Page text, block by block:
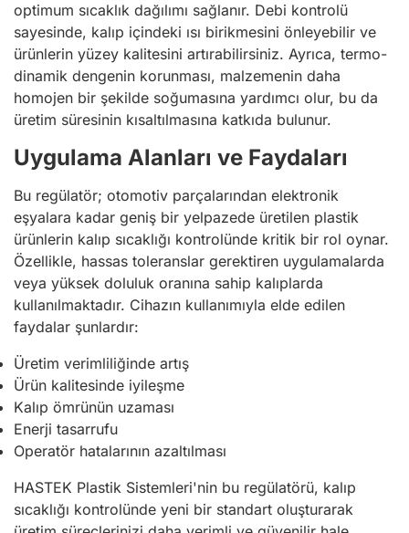
optimum sıcaklık dağılımı sağlanır. Debi kontrolü
sayesinde, kalıp içindeki ısı birikmesini önleyebilir ve
ürünlerin yüzey kalitesini artırabilirsiniz. Ayrıca, termo-
dinamik dengenin korunması, malzemenin daha
homojen bir şekilde soğumasına yardımcı olur, bu da
üretim süresinin kısaltılmasına katkıda bulunur.
Uygulama Alanları ve Faydaları
Bu regülatör; otomotiv parçalarından elektronik
eşyalara kadar geniş bir yelpazede üretilen plastik
ürünlerin kalıp sıcaklığı kontrolünde kritik bir rol oynar.
Özellikle, hassas toleranslar gerektiren uygulamalarda
veya yüksek doluluk oranına sahip kalıplarda
kullanılmaktadır. Cihazın kullanımıyla elde edilen
faydalar şunlardır:
Üretim verimliliğinde artış
Ürün kalitesinde iyileşme
Kalıp ömrünün uzaması
Enerji tasarrufu
Operatör hatalarının azaltılması
HASTEK Plastik Sistemleri'nin bu regülatörü, kalıp
sıcaklığı kontrolünde yeni bir standart oluşturarak